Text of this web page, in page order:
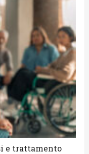
e trattamento